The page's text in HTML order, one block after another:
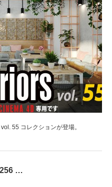
55 コレクションが登場。
…